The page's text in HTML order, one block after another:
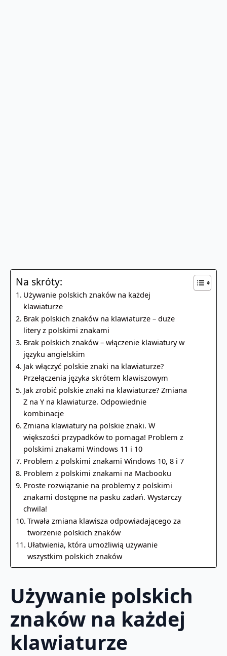
Na skróty:
Używanie polskich znaków na każdej
klawiaturze
Brak polskich znaków na klawiaturze – duże
litery z polskimi znakami
Brak polskich znaków – włączenie klawiatury w
języku angielskim
Jak włączyć polskie znaki na klawiaturze?
Przełączenia języka skrótem klawiszowym
Jak zrobić polskie znaki na klawiaturze? Zmiana
Z na Y na klawiaturze. Odpowiednie
kombinacje
Zmiana klawiatury na polskie znaki. W
większości przypadków to pomaga! Problem z
polskimi znakami Windows 11 i 10
Problem z polskimi znakami Windows 10, 8 i 7
Problem z polskimi znakami na Macbooku
Proste rozwiązanie na problemy z polskimi
znakami dostępne na pasku zadań. Wystarczy
chwila!
Trwała zmiana klawisza odpowiadającego za
tworzenie polskich znaków
Ułatwienia, która umożliwią używanie
wszystkim polskich znaków
Używanie polskich
znaków na każdej
klawiaturze